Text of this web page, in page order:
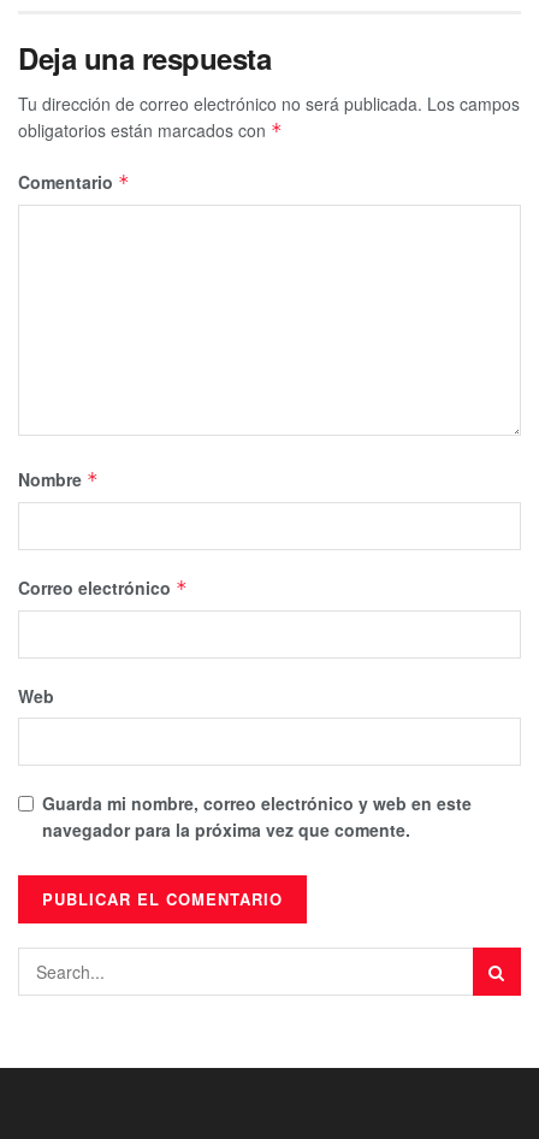
Deja una respuesta
Tu dirección de correo electrónico no será publicada. Los campos
obligatorios están marcados con *
Comentario *
Nombre *
Correo electrónico *
Web
Guarda mi nombre, correo electrónico y web en este
navegador para la próxima vez que comente.